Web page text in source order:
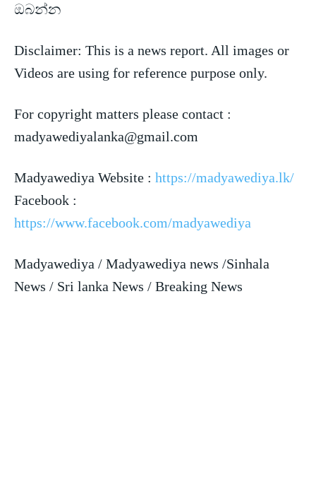
ඔබන්න
Disclaimer: This is a news report. All images or
Videos are using for reference purpose only.
For copyright matters please contact :
madyawediyalanka@gmail.com
Madyawediya Website : https://madyawediya.lk/
Facebook :
https://www.facebook.com/madyawediya
Madyawediya / Madyawediya news /Sinhala
News / Sri lanka News / Breaking News